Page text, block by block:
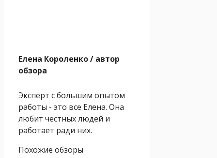
Елена Короленко/ автор
обзора
Эксперт с большим опытом
работы - это все Елена. Она
любит честных людей и
работает ради них.
Похожие обзоры